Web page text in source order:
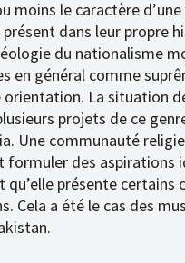
moins le caractère
dans leur propre
du nationalisme
en général comme
La situation
projets de ce
Une communauté
des aspirations
présente certains
Cela a été le cas des